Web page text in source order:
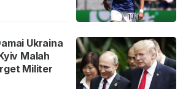
Ukraina
Malah
Militer